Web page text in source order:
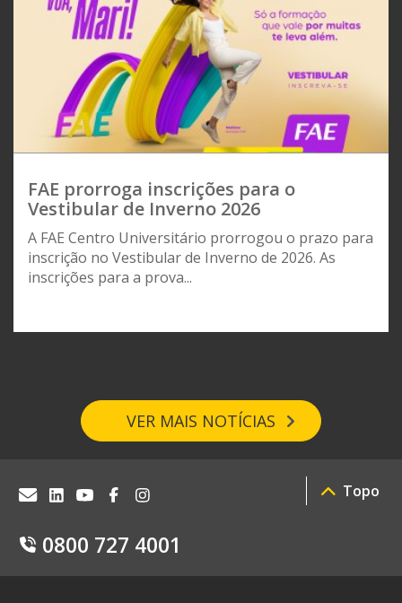
FAE prorroga inscrições para o
Vestibular de Inverno 2026
A FAE Centro Universitário prorrogou o prazo para
inscrição no Vestibular de Inverno de 2026. As
inscrições para a prova...
VER MAIS NOTÍCIAS
0800 727 4001
Topo